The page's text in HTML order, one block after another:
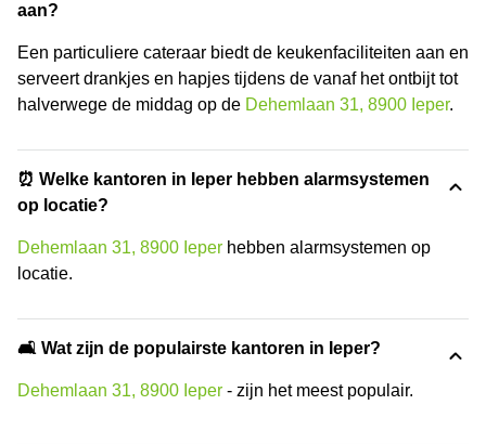
aan?
Een particuliere cateraar biedt de keukenfaciliteiten aan en
serveert drankjes en hapjes tijdens de vanaf het ontbijt tot
halverwege de middag op de Dehemlaan 31, 8900 Ieper.
⏰ Welke kantoren in Ieper hebben alarmsystemen
op locatie?
Dehemlaan 31, 8900 Ieper hebben alarmsystemen op
locatie.
🛋️ Wat zijn de populairste kantoren in Ieper?
Dehemlaan 31, 8900 Ieper - zijn het meest populair.